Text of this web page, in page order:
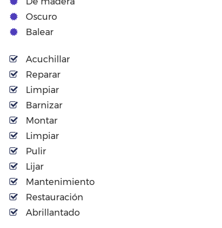
Oscuro
Balear
Acuchillar
Reparar
Limpiar
Barnizar
Montar
Limpiar
Pulir
Lijar
Mantenimiento
Restauración
Abrillantado